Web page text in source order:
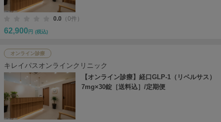
0.0 （0件）
62,900 円 (税込)
オンライン診療
キレイパスオンラインクリニック
【オンライン診療】経口GLP-1（リベルサス）
7mg×30錠［送料込］/定期便